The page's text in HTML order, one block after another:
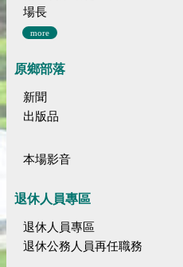
場長
more
原鄉部落
新聞
出版品
本場影音
退休人員專區
退休人員專區
退休公務人員再任職務